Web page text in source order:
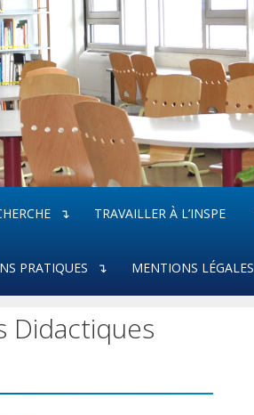
TRAVAILLER À L’INSPE
PRATIQUES MENTIONS LÉGALES
Didactiques